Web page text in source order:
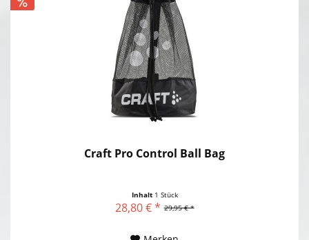
Craft Pro Control Ball Bag
Inhalt 1 Stück
29,95 € *
28,80 € *